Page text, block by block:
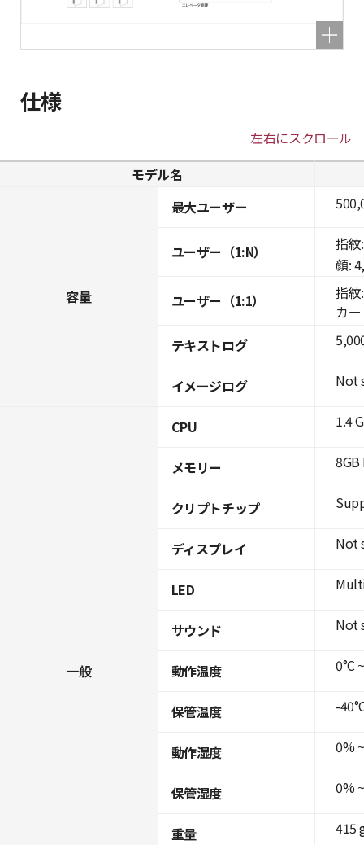
仕様
左右にスクロール
モデル名
容量
最大ユーザー
ユーザー（1:N）
ユーザー（1:1）
テキストログ
イメージログ
一般
CPU
メモリー
クリプトチップ
ディスプレイ
LED
サウンド
動作温度
保管温度
動作湿度
保管湿度
重量
指紋
顔:
指紋
カ
Not
1.4
8GB
Not
Not
0°C
-
0%
0%
415